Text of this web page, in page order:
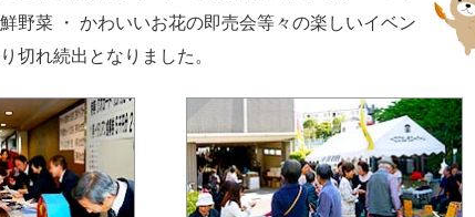
野菜 ・ かわいいお花の即売会等々の楽しいイベン
切れ続出となりました。